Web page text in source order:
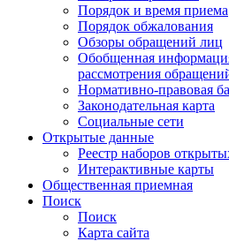
Порядок и время приема
Порядок обжалования
Обзоры обращений лиц
Обобщенная информация
рассмотрения
Нормативно-правовая
Законодательная карта
Социальные сети
Открытые данные
Реестр наборов
Интерактивные карты
Общественная приемная
Поиск
Поиск
Карта сайта